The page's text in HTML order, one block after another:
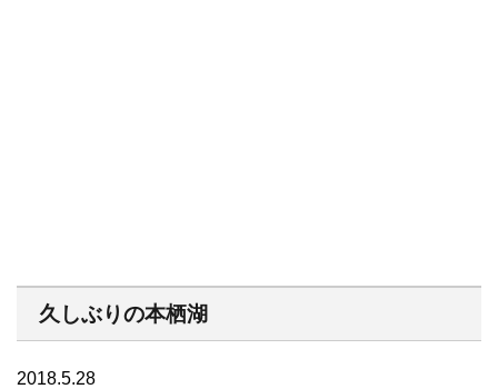
久しぶりの本栖湖
2018.5.28